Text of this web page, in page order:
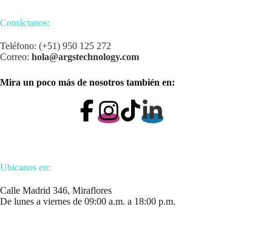
Contáctanos:
Teléfono: (+51) 950 125 272
Correo: hola@argstechnology.com
Mira un poco más de nosotros también en:
Ubicanos en:
Calle Madrid 346, Miraflores
De lunes a viernes de 09:00 a.m. a 18:00 p.m.